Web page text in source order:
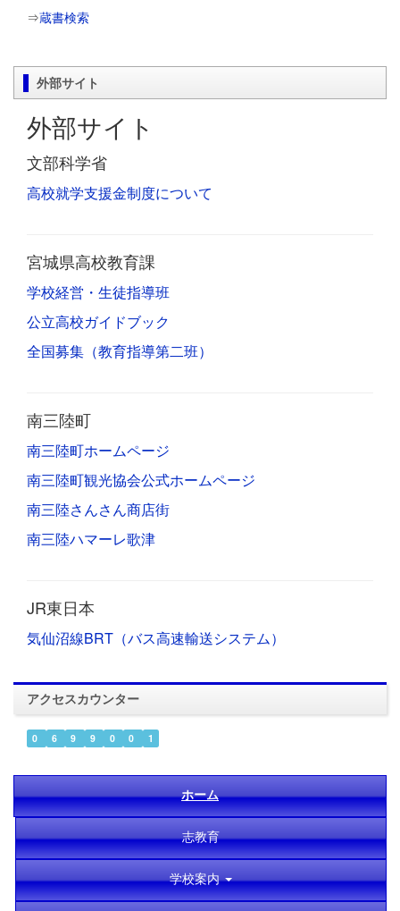
⇒蔵書検索
外部サイト
外部サイト
文部科学省
高校就学支援金制度について
宮城県高校教育課
学校経営・生徒指導班
公立高校ガイドブック
全国募集（教育指導第二班）
南三陸町
南三陸町ホームページ
南三陸町観光協会公式ホームページ
南三陸さんさん商店街
南三陸ハマーレ歌津
JR東日本
気仙沼線BRT（バス高速輸送システム）
アクセスカウンター
0 6 9 9 0 0 1
ホーム
志教育
学校案内